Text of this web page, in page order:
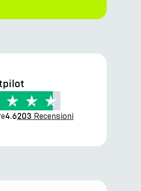
4.6203 Recensioni